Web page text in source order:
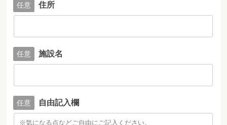
住所
施設名
自由記入欄